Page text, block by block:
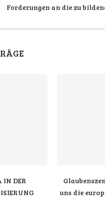
Forderungen an die zu
IN DER
uns die